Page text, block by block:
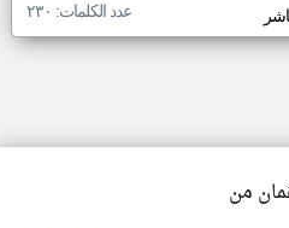
عدد الكلمات: ٢٣٠
من